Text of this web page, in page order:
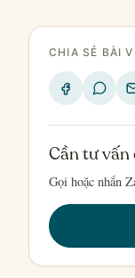
CHIA SẺ BÀI
Cần tư
Gọi hoặc nhắn